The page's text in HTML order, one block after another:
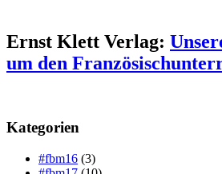
Ernst Klett Verlag:
um den
Kategorien
#fbm16 (3)